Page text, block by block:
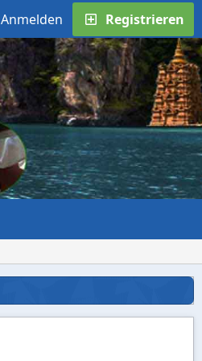
Anmelden Registrieren